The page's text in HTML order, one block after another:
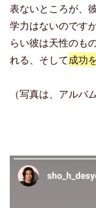
表ないところが、
学力はないのです
らい彼は天性のも
れる、そして成功
（写真は、アルバ